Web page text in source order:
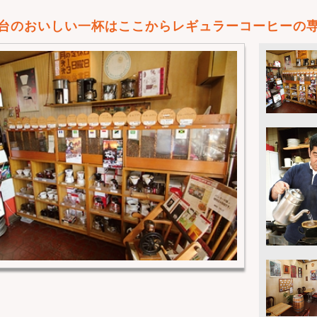
のおいしい一杯はここからレギュラーコーヒーの